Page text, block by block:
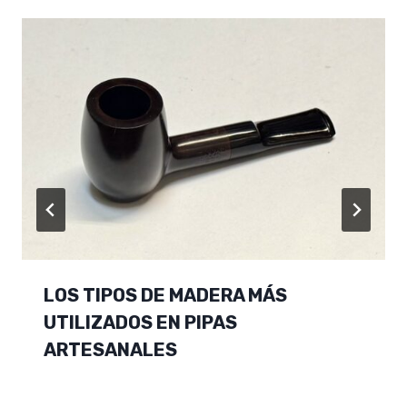
LOS TIPOS DE MADERA MÁS
UTILIZADOS EN PIPAS
ARTESANALES